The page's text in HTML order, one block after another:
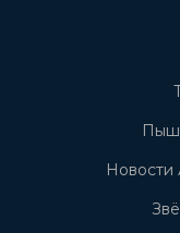
Новости